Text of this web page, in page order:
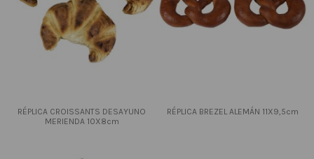
RÉPLICA CROISSANTS DESAYUNO
MERIENDA 10X8cm
RÉPLICA BREZEL ALEMÁN 11X9,5cm